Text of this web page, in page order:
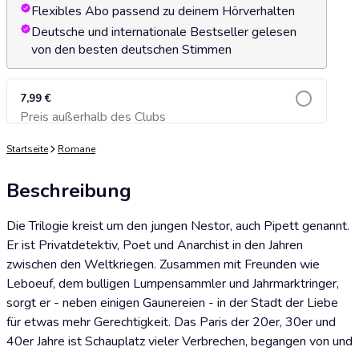
Flexibles Abo passend zu deinem Hörverhalten
Deutsche und internationale Bestseller gelesen
von den besten deutschen Stimmen
7,99 €
Preis außerhalb des ClubsZum Warenkorb hinzufügen
Startseite Romane
Beschreibung
Die Trilogie kreist um den jungen Nestor, auch Pipett genannt.
Er ist Privatdetektiv, Poet und Anarchist in den Jahren
zwischen den Weltkriegen. Zusammen mit Freunden wie
Leboeuf, dem bulligen Lumpensammler und Jahrmarktringer,
sorgt er - neben einigen Gaunereien - in der Stadt der Liebe
für etwas mehr Gerechtigkeit. Das Paris der 20er, 30er und
40er Jahre ist Schauplatz vieler Verbrechen, begangen von und